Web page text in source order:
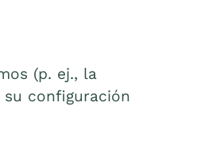
(p. ej., la
configuración